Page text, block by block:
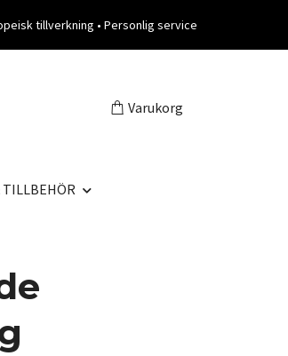
tillverkning • Personlig service
Varukorg
TILLBEHÖR